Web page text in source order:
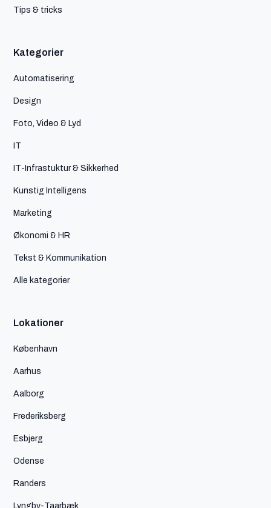
Tips & tricks
Kategorier
Automatisering
Design
Foto, Video & Lyd
IT
IT-Infrastuktur & Sikkerhed
Kunstig Intelligens
Marketing
Økonomi & HR
Tekst & Kommunikation
Alle kategorier
Lokationer
København
Aarhus
Aalborg
Frederiksberg
Esbjerg
Odense
Randers